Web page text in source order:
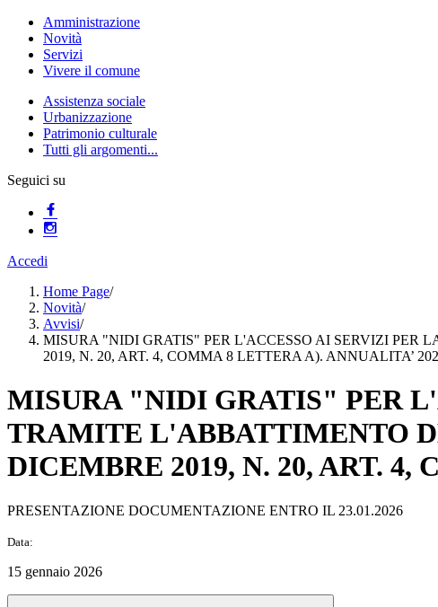
Amministrazione
Novità
Servizi
Vivere il comune
Assistenza sociale
Urbanizzazione
Patrimonio culturale
Tutti gli argomenti...
Seguici su
Accedi
Home Page/
Novità/
Avvisi/
MISURA "NIDI GRATIS" PER L'ACCESSO AI SERVIZI
2019, N. 20, ART. 4, COMMA 8 LETTERA A). ANNUALITA’
MISURA "NIDI GRATIS" PER
TRAMITE L'ABBATTIMENTO
DICEMBRE 2019, N. 20, ART. 4,
PRESENTAZIONE DOCUMENTAZIONE ENTRO IL 23.01.2026
Data:
15 gennaio 2026